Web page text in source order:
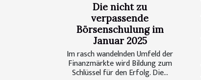
Die nicht zu
verpassende
Börsenschulung im
Januar 2025
Im rasch wandelnden Umfeld der
Finanzmärkte wird Bildung zum
Schlüssel für den Erfolg. Die...